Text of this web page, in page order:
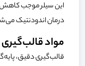
این سیلر موجب کاهش
درمان اندودنتیک
مواد
قالب‌گیری دقیق،